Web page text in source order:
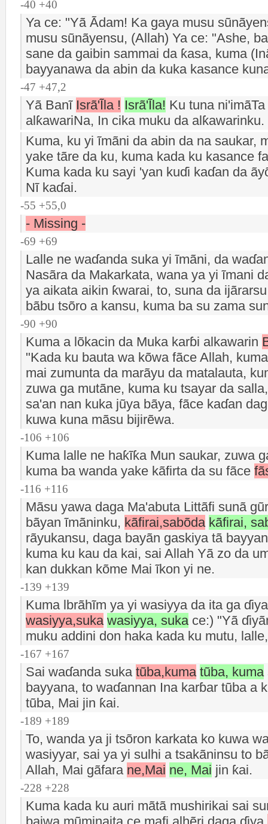
-40 +40
Ya ce: "Yã Ãdam! Ka gaya musu
musu sũnãyensu, (Allah) Ya ce: "Ashe,
sane da gaibin sammai da ƙasa, kuma
bayyanawa da abin da kuka kasance
-47 +47,2
Yã Banĩ Isrã'Ĩla ! Isrã'Ĩla! Ku tuna
alƙawariNa, In cika muku da
Kuma, ku yi ĩmãni da abin da na saukar,
yake tãre da ku, kuma kada ku kasance
Kuma kada ku sayi 'yan kuɗi kaɗan da
Nĩ kaɗai.
-55 +55,0
- Missing -
-69 +69
Lalle ne waɗanda suka yi ĩmãni, da
Nasãra da Makarkata, wana ya yi ĩmani
ya aikata aikin ƙwarai, to, suna da
bãbu tsõro a kansu, kuma ba su zama
-90 +90
Kuma a lõkacin da Muka karɓi alkawarin
"Kada ku bauta wa kõwa fãce Allah,
mai zumunta da marãyu da matalauta,
zuwa ga mutãne, kuma ku tsayar da
sa'an nan kuka jũya bãya, fãce kaɗan
kuwa kuna mãsu bijirẽwa.
-106 +106
Kuma lalle ne haƙĩƙa Mun saukar, zuwa
kuma ba wanda yake kãfirta da su fãce
-116 +116
Mãsu yawa daga Ma'abuta Littãfi sunã
bãyan ĩmãninku, kãfirai,sabõda kãfirai,
rãyukansu, daga bayãn gaskiya tã
kuma ku kau da kai, sai Allah Yã zo da
kan dukkan kõme Mai ĩkon yi ne.
-139 +139
Kuma lbrãhĩm ya yi wasiyya da ita ga
wasiyya,suka wasiyya, sukace:) "Yã
muku addini don haka kada ku mutu,
-167 +167
Sai waɗanda suka tũba,kuma tũba, kuma
bayyana, to waɗannan Ina karɓar tũba a
tũba, Mai jin ƙai.
-189 +189
To, wanda ya ji tsõron karkata ko kuwa
wasiyyar, sai ya yi sulhi a tsakãninsu to
Allah, Mai gãfara ne,Mai ne, Mai jin ƙai.
-228 +228
Kuma kada ku auri mãtã mushirikai sai